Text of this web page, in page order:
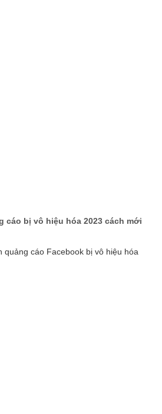
cáo bị vô hiệu hóa 2023 cách mới
quảng cáo Facebook bị vô hiệu hóa